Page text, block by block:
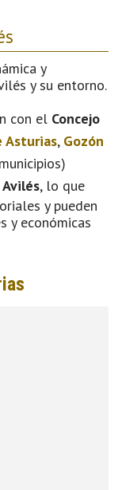
y
y su entorno.
con el Concejo
Asturias, Gozón
Avilés, lo que
y pueden
y económicas